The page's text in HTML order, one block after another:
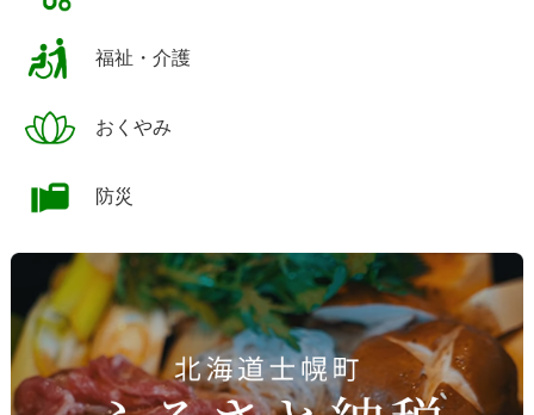
福祉・介護
おくやみ
防災